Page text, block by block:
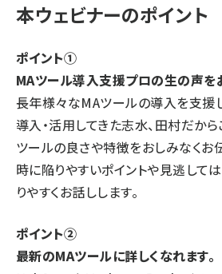
本ウェビナーのポイント
ポイント①
MAツール導入支援プロの生の声を
長年様々なMAツールの導入を支援
導入・活用してきた志水、田村だか
ツールの良さや特徴をおしみなくお
時に陥りやすいポイントや見逃して
りやすくお話しします。
ポイント②
最新のMAツールに詳しくなれます。